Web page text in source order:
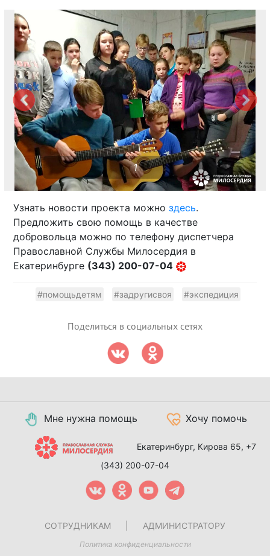
1
Узнать новости проекта можноздесь.
Предложить свою помощь в качестве
добровольца можно по телефону диспетчера
Православной Службы Милосердия в
Екатеринбурге (343) 200-07-04
#помощьдетям #задругисвоя #экспедиция
Поделиться в социальных сетях
Мне нужна помощь Хочу помочь
Екатеринбург, Кирова 65, +7
(343) 200-07-04
СОТРУДНИКАМ АДМИНИСТРАТОРУ
Политика конфиденциальности